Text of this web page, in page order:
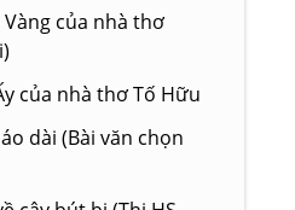
Vàng của nhà thơ
của nhà thơ Tố Hữu
dài (Bài văn chọn